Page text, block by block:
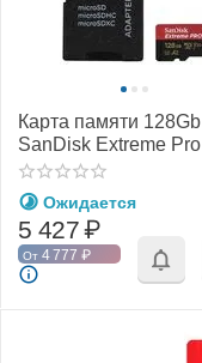
Карта памяти 128Gb
SanDisk Extreme Pro
microSDXC Class 10
UHS-I U3 V30 A2
Ожидается
5 427₽
От 4 777 ₽